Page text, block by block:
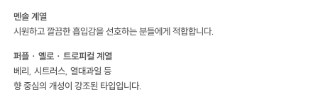
멘솔 계열
시원하고 깔끔한 흡입감을 선호하는 분들에게 적합합니다.
퍼플 · 옐로 · 트로피컬 계열
베리, 시트러스, 열대과일 등
향 중심의 개성이 강조된 타입입니다.